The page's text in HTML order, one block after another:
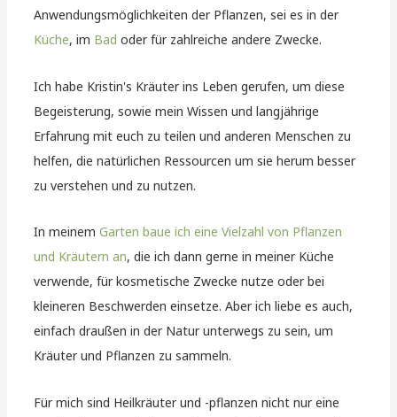
Anwendungsmöglichkeiten der Pflanzen, sei es in der
Küche, im Bad oder für zahlreiche andere Zwecke.
Ich habe Kristin's Kräuter ins Leben gerufen, um diese
Begeisterung, sowie mein Wissen und langjährige
Erfahrung mit euch zu teilen und anderen Menschen zu
helfen, die natürlichen Ressourcen um sie herum besser
zu verstehen und zu nutzen.
In meinemGarten baue ich eine Vielzahl von Pflanzen
und Kräutern an, die ich dann gerne in meiner Küche
verwende, für kosmetische Zwecke nutze oder bei
kleineren Beschwerden einsetze. Aber ich liebe es auch,
einfach draußen in der Natur unterwegs zu sein, um
Kräuter und Pflanzen zu sammeln.
Für mich sind Heilkräuter und -pflanzen nicht nur eine